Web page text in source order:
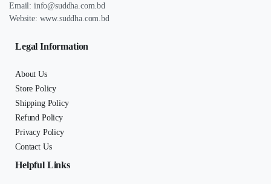
Email: info@suddha.com.bd
Website: www.suddha.com.bd
Legal Information
About Us
Store Policy
Shipping Policy
Refund Policy
Privacy Policy
Contact Us
Helpful Links